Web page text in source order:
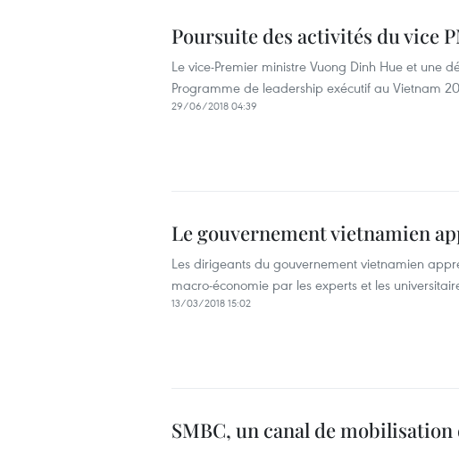
Poursuite des activités du vice
Le vice-Premier ministre Vuong Dinh Hue et une
Programme de leadership exécutif au Vietnam
29/06/2018 04:39
Le gouvernement vietnamien
Les dirigeants du gouvernement vietnamien
macro-économie par les experts et les
13/03/2018 15:02
SMBC, un canal de